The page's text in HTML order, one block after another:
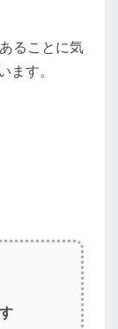
ることに気
ます。